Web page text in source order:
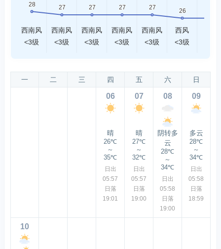
西南风
<3级
西南风
<3级
西南风
<3级
西南风
<3级
西南风
<3级
西风
<3级
一 二 三 四 五 六 日
06
晴
26℃
～
35℃
日出
05:57
日落
19:01
07
晴
27℃
～
32℃
日出
05:57
日落
19:00
08
阴转多
云
28℃
～
34℃
日出
05:58
日落
19:00
09
多云
28℃
～
34℃
日出
05:58
日落
18:59
10